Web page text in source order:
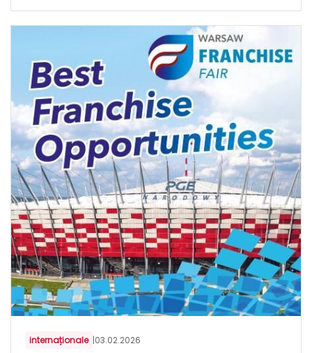
internaționale |03.02.2026